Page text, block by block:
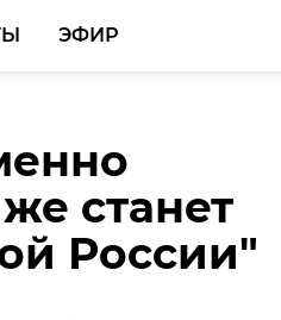
ЭФИР
станет
России"
№